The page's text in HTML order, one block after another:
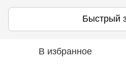
Быстрый
В избранное